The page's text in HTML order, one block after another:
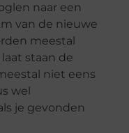
naar een
van de nieuwe
meestal
staan de
niet eens
wel
je gevonden